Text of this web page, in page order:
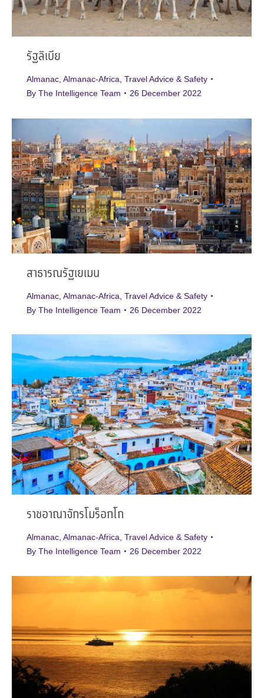
รัฐลิเบีย
Almanac, Almanac-Africa, Travel Advice & Safety
By The Intelligence Team 26 December 2022
สาธารณรัฐเยเมน
Almanac Almanac-Africa Travel Advice & Safety
By The Intelligence Team 26 December 2022
ราชอาณาจักรโมร็อกโก
Almanac Almanac-Africa Travel Advice & Safety
By The Intelligence Team 26 December 2022